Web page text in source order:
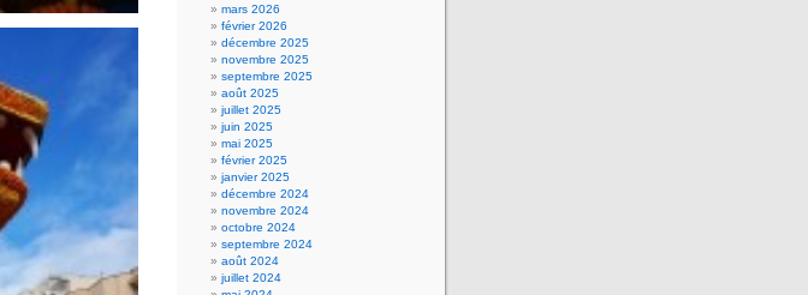
mars 2026
février 2026
décembre 2025
novembre 2025
septembre 2025
août 2025
juillet 2025
juin 2025
mai 2025
février 2025
janvier 2025
décembre 2024
novembre 2024
octobre 2024
septembre 2024
août 2024
juillet 2024